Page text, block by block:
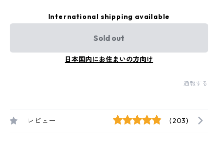
International shipping available
Sold out
日本国内にお住まいの方向け
通報する
レビュー (203)